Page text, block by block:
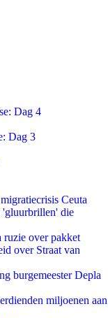
Dag 4
Dag 3
Ceuta
die
ruzie over pakket
over Straat van
burgemeester Depla
miljoenen aan